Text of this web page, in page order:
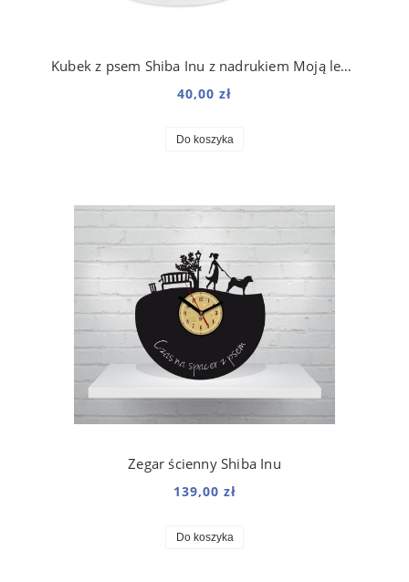
Kubek z psem Shiba Inu z nadrukiem Moją lepszą połówką jest…
40,00 zł
Do koszyka
Zegar ścienny Shiba Inu
139,00 zł
Do koszyka